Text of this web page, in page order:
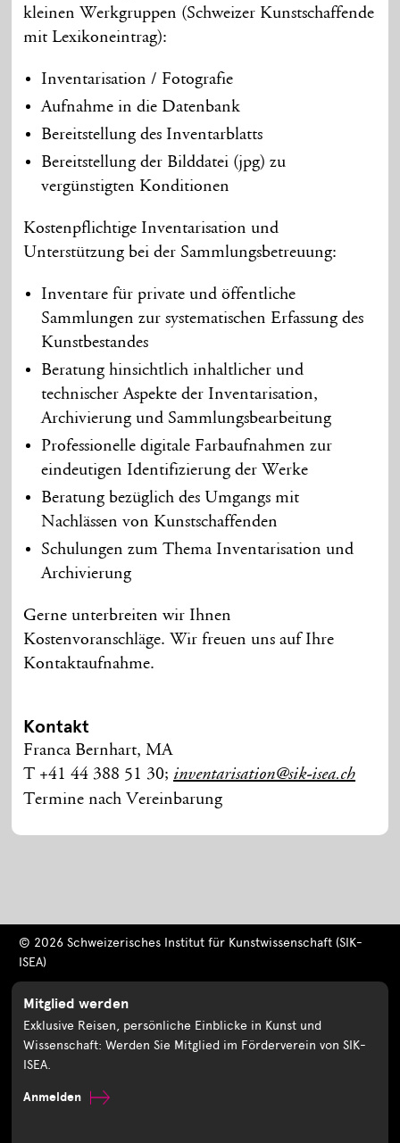
kleinen Werkgruppen (Schweizer Kunstschaffende
mit Lexikoneintrag):
Inventarisation / Fotografie
Aufnahme in die Datenbank
Bereitstellung des Inventarblatts
Bereitstellung der Bilddatei (jpg) zu
vergünstigten Konditionen
Kostenpflichtige Inventarisation und
Unterstützung bei der Sammlungsbetreuung:
Inventare für private und öffentliche
Sammlungen zur systematischen Erfassung des
Kunstbestandes
Beratung hinsichtlich inhaltlicher und
technischer Aspekte der Inventarisation,
Archivierung und Sammlungsbearbeitung
Professionelle digitale Farbaufnahmen zur
eindeutigen Identifizierung der Werke
Beratung bezüglich des Umgangs mit
Nachlässen von Kunstschaffenden
Schulungen zum Thema Inventarisation und
Archivierung
Gerne unterbreiten wir Ihnen
Kostenvoranschläge. Wir freuen uns auf Ihre
Kontaktaufnahme.
Kontakt
Franca Bernhart, MA
T +41 44 388 51 30; inventarisation@sik-isea.ch
Termine nach Vereinbarung
© 2026 Schweizerisches Institut für Kunstwissenschaft (SIK-
ISEA)
Mitglied werden
Exklusive Reisen, persönliche Einblicke in Kunst und
Wissenschaft: Werden Sie Mitglied im Förderverein von SIK-
ISEA.
Anmelden